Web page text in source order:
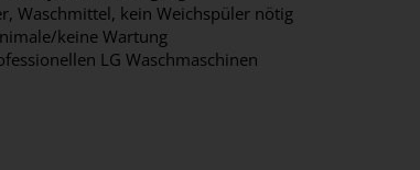
Waschmittel, kein Weichspüler nötig
keine Wartung
LG Waschmaschinen